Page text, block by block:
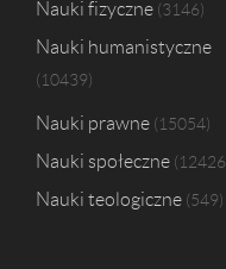
Nauki fizyczne 3146
Nauki humanistyczne
10439
Nauki prawne 15054
Nauki społeczne 12426
Nauki teologiczne 549